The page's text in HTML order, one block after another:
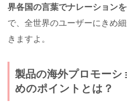
界各国の言葉でナレーション
で、全世界のユーザーにきめ
きますよ。
製品の海外プロモーシ
めのポイントとは？